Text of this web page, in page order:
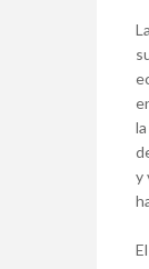
y